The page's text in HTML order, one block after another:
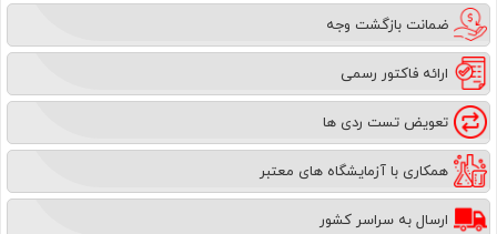
ضمانت بازگشت وجه
ارائه فاکتور رسمی
تعویض تست ردی ها
همکاری با آزمایشگاه های معتبر
ارسال به سراسر کشور